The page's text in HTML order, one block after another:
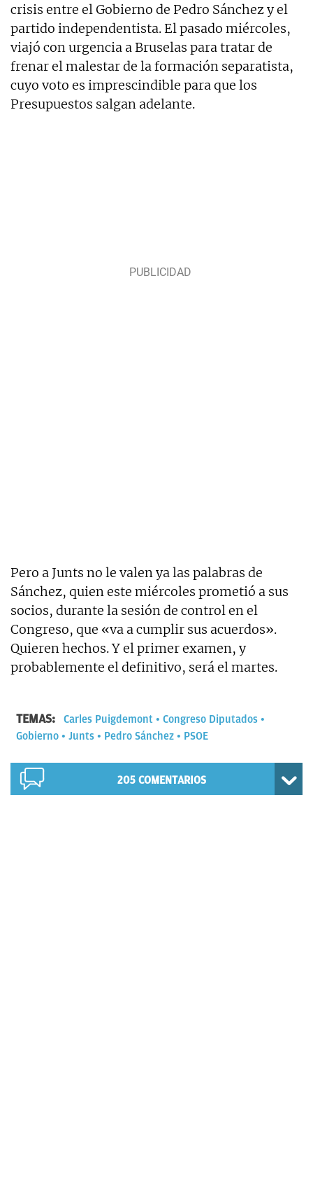
crisis entre el Gobierno de Pedro Sánchez y el
partido independentista. El pasado miércoles,
viajó con urgencia a Bruselas para tratar de
frenar el malestar de la formación separatista,
cuyo voto es imprescindible para que los
Presupuestos salgan adelante.
Pero a Junts no le valen ya las palabras de
Sánchez, quien este miércoles prometió a sus
socios, durante la sesión de control en el
Congreso, que «va a cumplir sus acuerdos».
Quieren hechos. Y el primer examen, y
probablemente el definitivo, será el martes.
TEMAS: Carles Puigdemont
Congreso Diputados
Gobierno
Junts Pedro Sánchez PSOE
205 COMENTARIOS